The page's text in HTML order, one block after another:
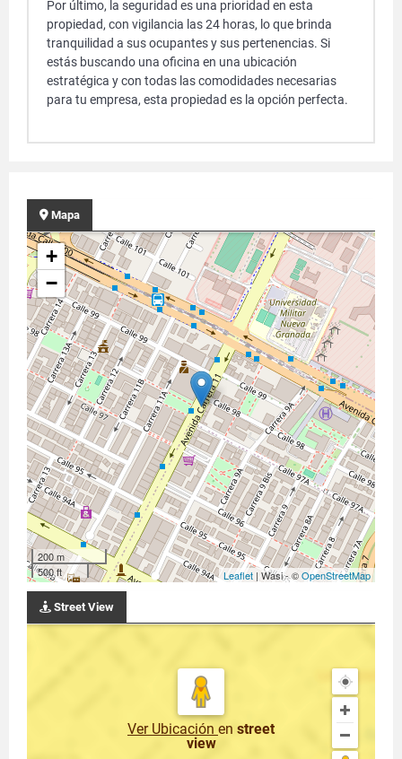
Por último, la seguridad es una prioridad en esta
propiedad, con vigilancia las 24 horas, lo que brinda
tranquilidad a sus ocupantes y sus pertenencias. Si
estás buscando una oficina en una ubicación
estratégica y con todas las comodidades necesarias
para tu empresa, esta propiedad es la opción perfecta.
Mapa
+
−
200 m
500 ft
Leaflet | Wasi - ©OpenStreetMap
Street View
Ver Ubicación en street
view